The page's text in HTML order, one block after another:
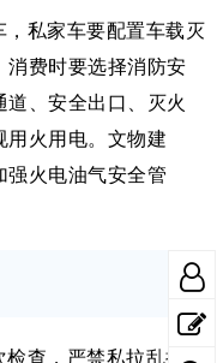
私家车要配置车载灭
费时要选择消防安
、安全出口、灭火
火用电。文物建
火电油气安全管
查，严禁私拉乱接电